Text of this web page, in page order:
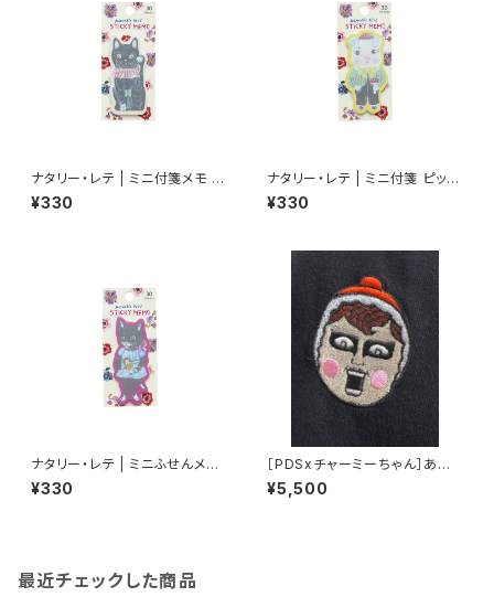
ナタリー・レテ | ミニ付箋メモ ラ
ッキーキャット ブラック | Mini S
ticky memo Lucky cat-BK
¥330
ナタリー・レテ | ミニ付箋 ピッグ
| Mini Sticky memo Pig
¥330
ナタリー・レテ | ミニふせんメモ
ブラックキャット | Mini Sticky
memo Black cat
¥330
［PDSxチャーミーちゃん］あい
つチャーミー刺繍TEE
¥5,500
最近チェックした商品